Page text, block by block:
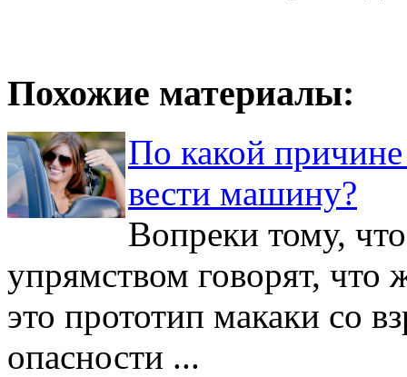
Похожие материалы:
По какой
вести машину?
Вопреки тому,
упрямством говорят,
это прототип макаки со
опасности ...